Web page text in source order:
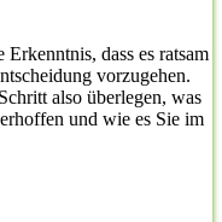
Erkenntnis, dass es ratsam
vorzugehen.
also überlegen, was
und wie es Sie im